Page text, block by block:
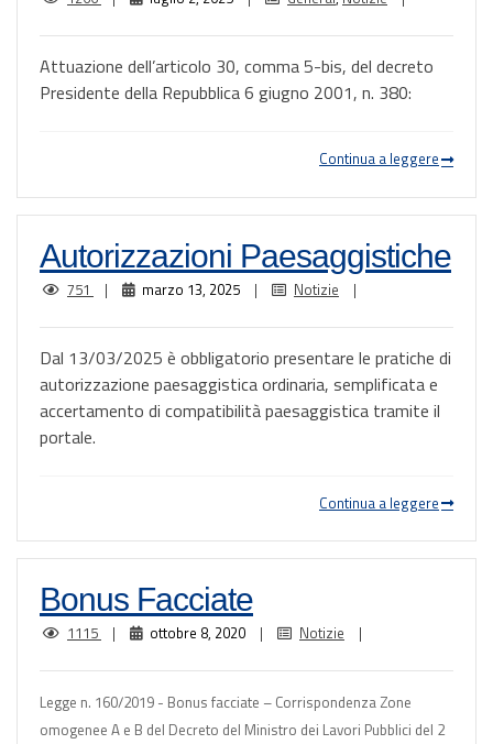
Attuazione dell’articolo 30, comma 5-bis, del decreto
Presidente della Repubblica 6 giugno 2001, n. 380:
Continua a leggere
Autorizzazioni Paesaggistiche
751 | marzo 13, 2025 | Notizie |
Dal 13/03/2025 è obbligatorio presentare le pratiche di
autorizzazione paesaggistica ordinaria, semplificata e
accertamento di compatibilità paesaggistica tramite il
portale.
Continua a leggere
Bonus Facciate
1115 | ottobre 8, 2020 | Notizie |
Legge n. 160/2019 - Bonus facciate – Corrispondenza Zone
omogenee A e B del Decreto del Ministro dei Lavori Pubblici del 2